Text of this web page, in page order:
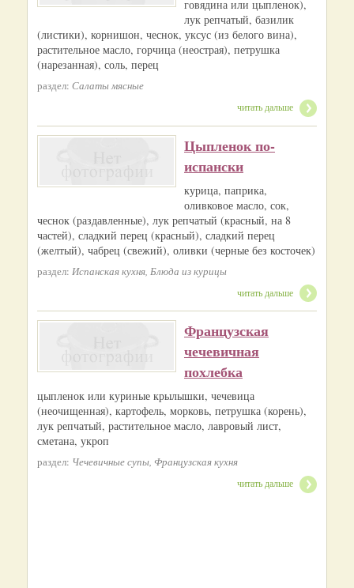
говядина или цыпленок),
лук репчатый, базилик
(листики), корнишон, чеснок, уксус (из белого вина),
растительное масло, горчица (неострая), петрушка
(нарезанная), соль, перец
раздел: Салаты мясные
читать дальше
Цыпленок по-
испански
курица, паприка,
оливковое масло, сок,
чеснок (раздавленные), лук репчатый (красный, на 8
частей), сладкий перец (красный), сладкий перец
(желтый), чабрец (свежий), оливки (черные без косточек)
раздел: Испанская кухня, Блюда из курицы
читать дальше
Французская
чечевичная
похлебка
цыпленок или куриные крылышки, чечевица
(неочищенная), картофель, морковь, петрушка (корень),
лук репчатый, растительное масло, лавровый лист,
сметана, укроп
раздел: Чечевичные супы, Французская кухня
читать дальше